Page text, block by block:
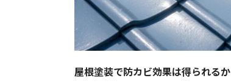
屋根塗装で防カビ効果は得られるか